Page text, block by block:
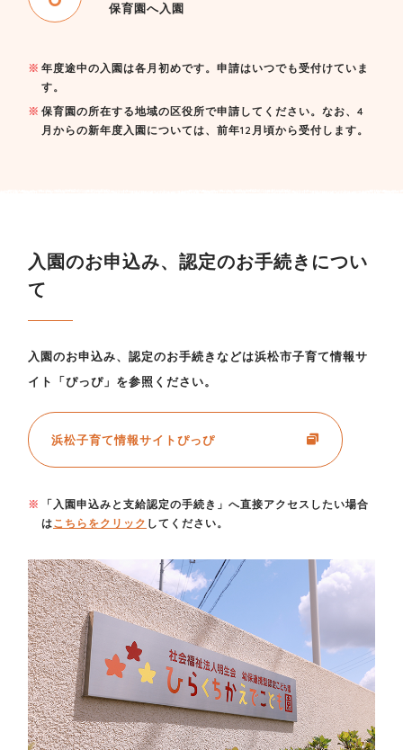
保育園へ入園
年度途中の入園は各月初めです。申請はいつでも受付けていま
す。
保育園の所在する地域の区役所で申請してください。なお、4
月からの新年度入園については、前年12月頃から受付します。
入園のお申込み、認定のお手続きについ
て
入園のお申込み、認定のお手続きなどは浜松市子育て情報サ
イト「ぴっぴ」を参照ください。
浜松子育て情報サイトぴっぴ
「入園申込みと支給認定の手続き」へ直接アクセスしたい場合
はこちらをクリック してください。